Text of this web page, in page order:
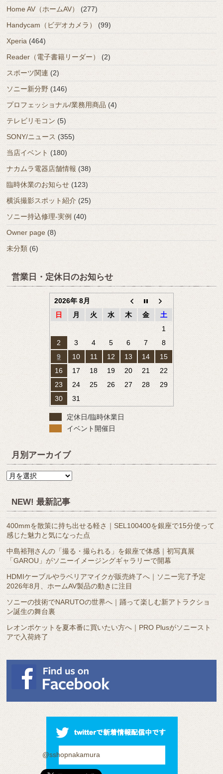
Home AV（ホームAV）
(277)
Handycam（ビデオカメラ）
(99)
Xperia (464)
Reader（電子書籍リーダー）
(2)
スポーツ関連 (2)
ソニー新分野 (146)
プロフェッショナル/業務用商品 (4)
テレビリモコン (5)
SONY/ニュース (355)
当店イベント (180)
ナカムラ電器店舗情報 (38)
臨時休業のお知らせ (123)
横浜撮影スポット紹介 (25)
ソニー持込修理-実例 (40)
Owner page (8)
未分類 (6)
営業日・定休日のお知らせ
2026年 8月
日
月 火 水 木 金
土
1
2
3 4 5 6 7
8
9
10 11 12 13 14
15
16
17 18 19 20 21
22
23
24 25 26 27 28
29
30
31
定休日/臨時休業日
イベント開催日
月別アーカイブ
月
ー
カ
イ
ブ
NEW! 最新記事
400mmを散策に持ち出せる軽さ｜SEL100400を銀座で15分使って
感じた魅力と気になった点
中島裕翔さんの「撮る・撮られる」を銀座で体感｜初写真展
「GAROU」がソニーイメージングギャラリーで開幕
HDMIケーブルやラベリアマイクが販売終了へ｜ソニー完了予定
2026年8月、ホームAV製品の動きに注目
ソニーの技術でNARUTOの世界へ｜踊って楽しむ新アトラクショ
ン誕生の舞台裏
レオンポケットを夏本番に買いたい方へ｜PRO Plusがソニースト
アで入荷終了
@sshopnakamura